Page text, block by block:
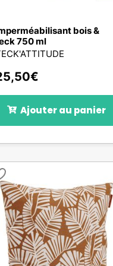
bois &
750 ml
€
Ajouter au panier